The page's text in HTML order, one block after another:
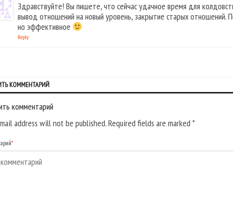
Здравствуйте! Вы пишете, что сейчас удачное время для
вывод отношений на новый уровень, закрытие старых отношений.
но эффективное
Reply
КОММЕНТАРИЙ
комментарий
address will not be published. Required fields are marked*
*